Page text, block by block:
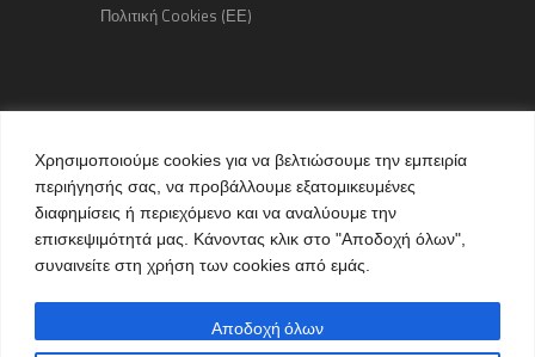
Χρησιμοποιούμε cookies για να βελτιώσουμε την εμπειρία
περιήγησής σας, να προβάλλουμε εξατομικευμένες
διαφημίσεις ή περιεχόμενο και να αναλύουμε την
επισκεψιμότητά μας. Κάνοντας κλικ στο "Αποδοχή όλων",
συναινείτε στη χρήση των cookies από εμάς.
Αποδοχή όλων
Πολιτική Cookies (ΕΕ)
Copyright © 2015 kozaniLife.gr
All Rights reserved
Internet Services & Advertisement
by kozaniLife.gr